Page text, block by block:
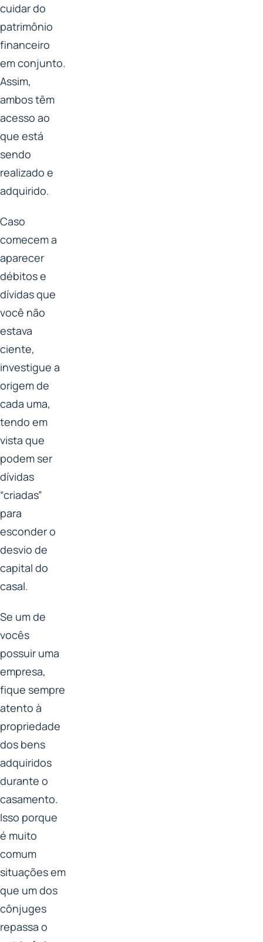
cuidar do
patrimônio
financeiro
em conjunto.
Assim,
ambos têm
acesso ao
que está
sendo
realizado e
adquirido.
Caso
comecem a
aparecer
débitos e
dívidas que
você não
estava
ciente,
investigue a
origem de
cada uma,
tendo em
vista que
podem ser
dívidas
“criadas”
para
esconder o
desvio de
capital do
casal.
Se um de
vocês
possuir uma
empresa,
fique sempre
atento à
propriedade
dos bens
adquiridos
durante o
casamento.
Isso porque
é muito
comum
situações em
que um dos
cônjuges
repassa o